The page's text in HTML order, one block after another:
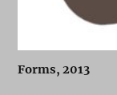
Forms, 2013